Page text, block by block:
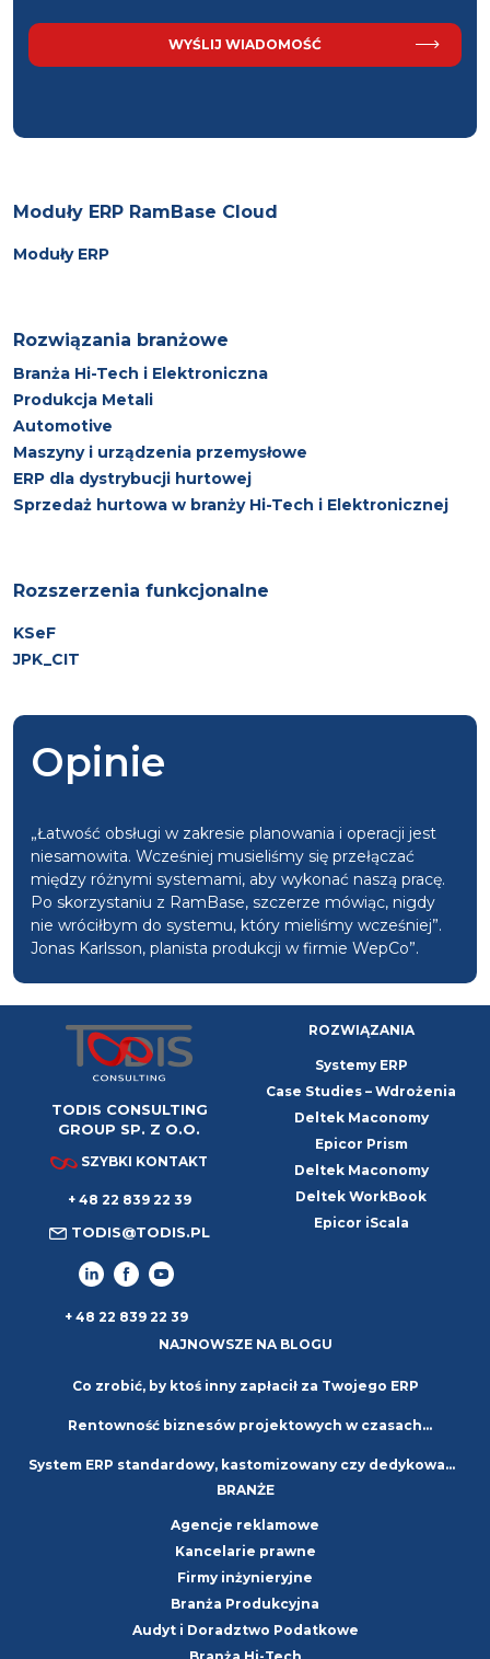
Moduły ERP RamBase Cloud
Moduły ERP
Rozwiązania branżowe
Branża Hi-Tech i Elektroniczna
Produkcja Metali
Automotive
Maszyny i urządzenia przemysłowe
ERP dla dystrybucji hurtowej
Sprzedaż hurtowa w branży Hi-Tech i Elektronicznej
Rozszerzenia funkcjonalne
KSeF
JPK_CIT
Opinie
„Łatwość obsługi w zakresie planowania i operacji jest
niesamowita. Wcześniej musieliśmy się przełączać
między różnymi systemami, aby wykonać naszą pracę.
Po skorzystaniu z RamBase, szczerze mówiąc, nigdy
nie wróciłbym do systemu, który mieliśmy wcześniej”.
Jonas Karlsson, planista produkcji w firmie WepCo”.
TODIS CONSULTING
GROUP SP. Z O.O.
SZYBKI KONTAKT
+ 48 22 839 22 39
TODIS@TODIS.PL
+ 48 22 839 22 39
ROZWIĄZANIA
Systemy ERP
Case Studies – Wdrożenia
Deltek Maconomy
Epicor Prism
Deltek Maconomy
Deltek WorkBook
Epicor iScala
NAJNOWSZE NA BLOGU
Co zrobić, by ktoś inny zapłacił za Twojego ERP
Rentowność biznesów projektowych w czasach
niepewności. Strategie i najlepsze praktyki
System ERP standardowy, kastomizowany czy dedykowany
BRANŻE
Agencje reklamowe
Kancelarie prawne
Firmy inżynieryjne
Branża Produkcyjna
Audyt i Doradztwo Podatkowe